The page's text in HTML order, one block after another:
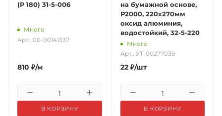
(Р 180) 31-5-006
Много
Арт.: 00-00141337
810 ₽/м
В КОРЗИНУ
на бумажной основе,
Р2000, 220х270мм
оксид алюминия,
водостойкий, 32-5-220
Много
Арт.: УТ-00277039
22₽/шт
В КОРЗИНУ